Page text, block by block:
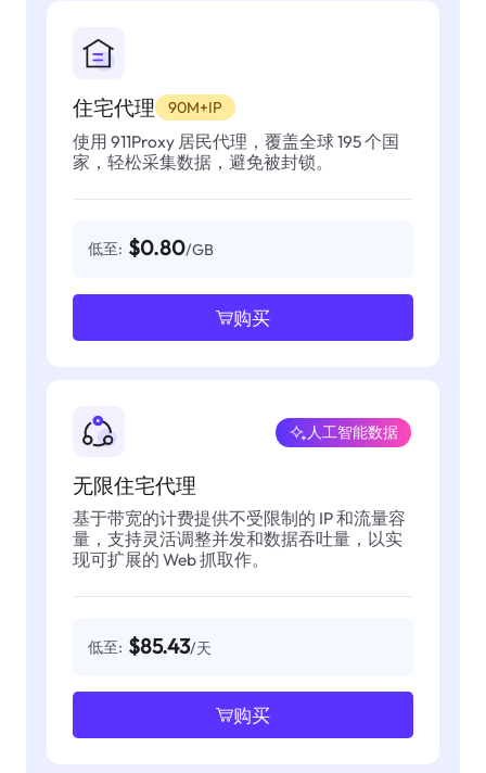
住宅代理 90M+IP
使用 911Proxy 居民代理，覆盖全球 195 个国
家，轻松采集数据，避免被封锁。
低至: $0.80/GB
购买
无限住宅代理
人工智能数据
基于带宽的计费提供不受限制的 IP 和流量容
量，支持灵活调整并发和数据吞吐量，以实
现可扩展的 Web 抓取作。
低至: $85.43/天
购买